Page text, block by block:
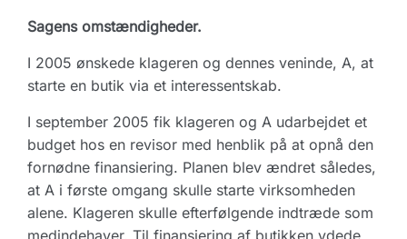
Sagens omstændigheder.
I 2005 ønskede klageren og dennes veninde, A, at
starte en butik via et interessentskab.
I september 2005 fik klageren og A udarbejdet et
budget hos en revisor med henblik på at opnå den
fornødne finansiering. Planen blev ændret således,
at A i første omgang skulle starte virksomheden
alene. Klageren skulle efterfølgende indtræde som
medindehaver. Til finansiering af butikken ydede